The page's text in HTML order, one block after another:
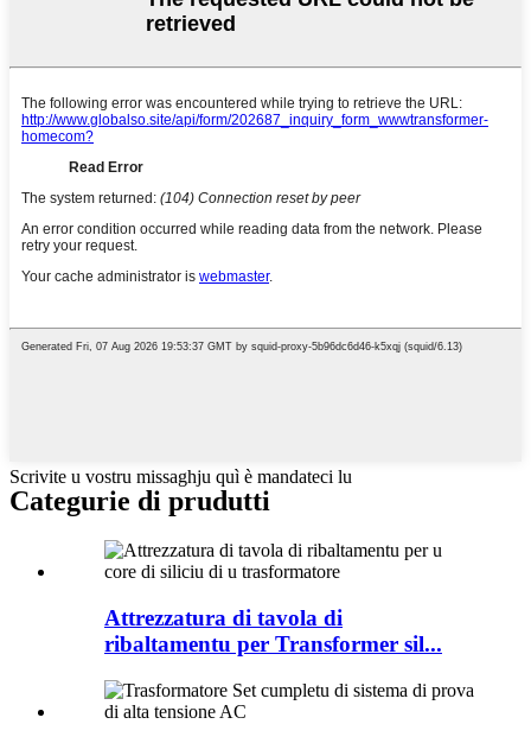
Scrivite u vostru missaghju quì è mandateci lu
Categurie di prudutti
Attrezzatura di tavola di
ribaltamentu per Transformer sil...